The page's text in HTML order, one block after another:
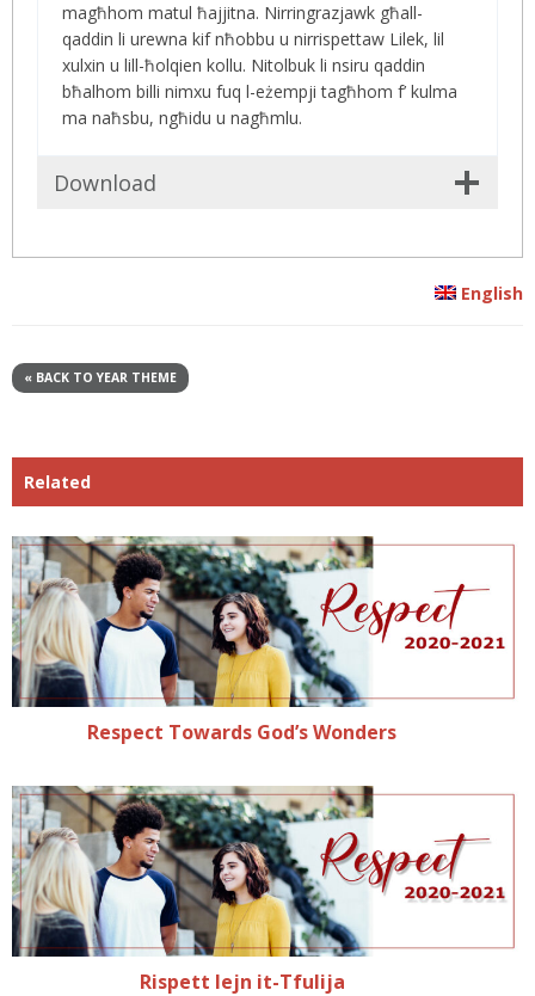
magħhom matul ħajjitna. Nirringrazjawk għall-
qaddin li urewna kif nħobbu u nirrispettaw Lilek, lil
xulxin u lill-ħolqien kollu. Nitolbuk li nsiru qaddin
bħalhom billi nimxu fuq l-eżempji tagħhom f’ kulma
ma naħsbu, ngħidu u nagħmlu.
Download
English
« BACK TO YEAR THEME
Related
Respect Towards God’s Wonders
Rispett lejn it-Tfulija